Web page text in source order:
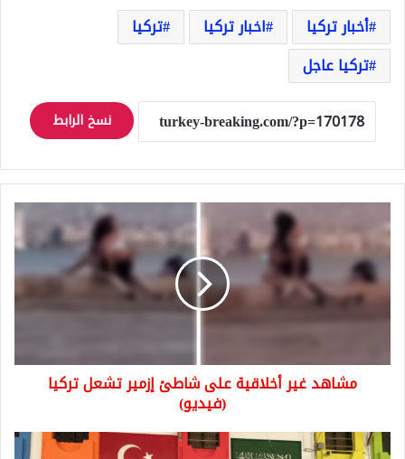
أخبار تركيا اخبار تركيا
تركيا
تركيا عاجل
نسخ الرابط
غير
أخلاقية
على
شاطئ
إزمير
تشعل
(فيديو)
مشاهد غير أخلاقية على شاطئ إزمير تشعل تركيا
(فيديو)
إعادة